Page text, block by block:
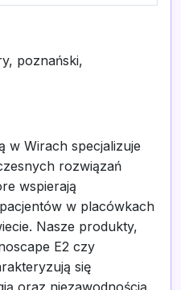
poznański,
w Wirach specjalizuje
rozwiązań
wspierają
w placówkach
Nasze produkty,
E2 czy
się
oraz niezawodnością,